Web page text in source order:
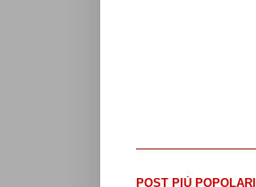
POST PIÙ POPOLARI